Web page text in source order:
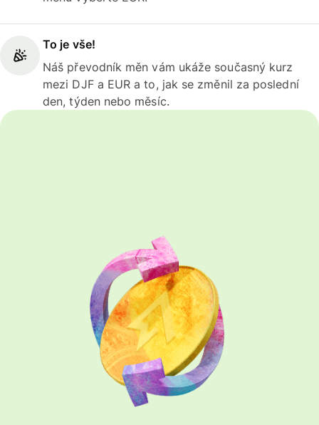
To je vše!
Náš převodník měn vám ukáže současný kurz
mezi DJF a EUR a to, jak se změnil za poslední
den, týden nebo měsíc.